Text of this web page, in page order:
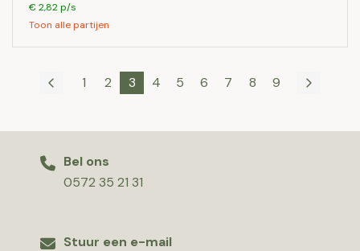
€ 2,82 p/s
Toon alle partijen
1 2 3 4 5 6 7 8 9
Bel ons
0572 35 21 31
Stuur een e-mail